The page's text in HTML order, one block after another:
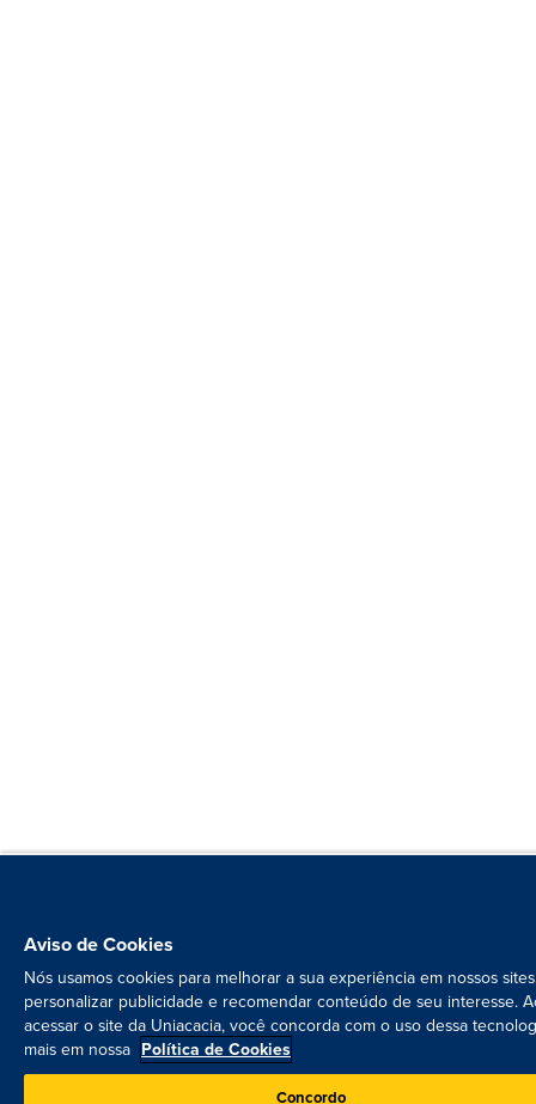
Aviso de Cookies
Nós usamos cookies para melhorar a sua experiência em nossos
personalizar publicidade e recomendar conteúdo de seu interesse.
acessar o site da Uniacacia, você concorda com o uso dessa
mais em nossa Política de Cookies
Concordo